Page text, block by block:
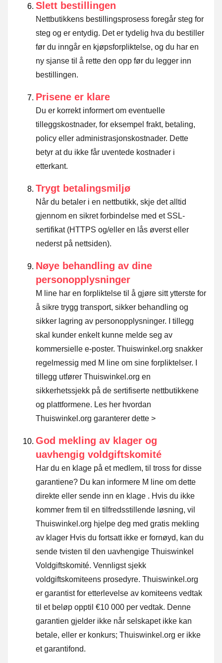
Slett bestillingen
Nettbutikkens bestillingsprosess foregår steg for
steg og er entydig. Det er tydelig hva du bestiller
før du inngår en kjøpsforpliktelse, og du har en
ny sjanse til å rette den opp før du legger inn
bestillingen.
Prisene er klare
Du er korrekt informert om eventuelle
tilleggskostnader, for eksempel frakt, betaling,
policy eller administrasjonskostnader. Dette
betyr at du ikke får uventede kostnader i
etterkant.
Trygt betalingsmiljø
Når du betaler i en nettbutikk, skje det alltid
gjennom en sikret forbindelse med et SSL-
sertifikat (HTTPS og/eller en lås øverst eller
nederst på nettsiden).
Nøye behandling av dine
personopplysninger
M line har en forpliktelse til å gjøre sitt ytterste for
å sikre trygg transport, sikker behandling og
sikker lagring av personopplysninger. I tillegg
skal kunder enkelt kunne melde seg av
kommersielle e-poster. Thuiswinkel.org snakker
regelmessig med M line om sine forpliktelser. I
tillegg utfører Thuiswinkel.org en
sikkerhetssjekk på de sertifiserte nettbutikkene
og plattformene. Les her hvordan
Thuiswinkel.org garanterer dette >
God mekling av klager og
uavhengig voldgiftskomité
Har du en klage på et medlem, til tross for disse
garantiene? Du kan informere M line om dette
direkte eller sende inn en klage . Hvis du ikke
kommer frem til en tilfredsstillende løsning, vil
Thuiswinkel.org hjelpe deg med gratis mekling
av klager Hvis du fortsatt ikke er fornøyd, kan du
sende tvisten til den uavhengige Thuiswinkel
Voldgiftskomité. Vennligst sjekk
voldgiftskomiteens prosedyre. Thuiswinkel.org
er garantist for etterlevelse av komiteens vedtak
til et beløp opptil €10 000 per vedtak. Denne
garantien gjelder ikke når selskapet ikke kan
betale, eller er konkurs; Thuiswinkel.org er ikke
et garantifond.